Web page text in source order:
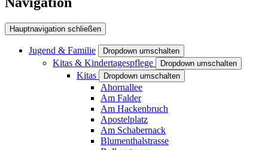
Hauptnavigation schließen
Jugend & Familie Dropdown umschalten
Kitas & Kindertagespflege Dropdown umschalten
Kitas Dropdown umschalten
Ahornallee
Am Falder
Am Hackenbruch
Apostelplatz
Am Schabernack
Blumenthalstrasse